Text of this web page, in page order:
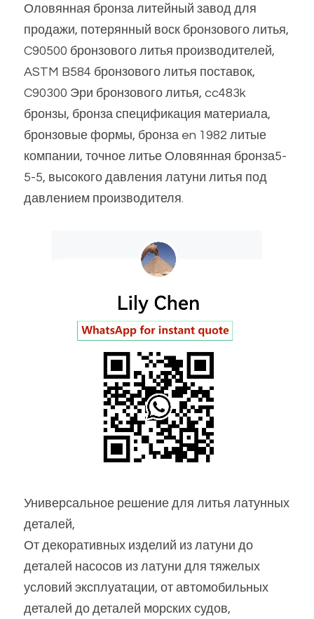
Оловянная бронза литейный завод для
продажи, потерянный воск бронзового литья,
C90500 бронзового литья производителей,
ASTM B584 бронзового литья поставок,
C90300 Эри бронзового литья, cc483k
бронзы, бронза спецификация материала,
бронзовые формы, бронза en 1982 литые
компании, точное литье Оловянная бронза5-
5-5, высокого давления латуни литья под
давлением производителя.
Универсальное решение для литья латунных
деталей,
От декоративных изделий из латуни до
деталей насосов из латуни для тяжелых
условий эксплуатации, от автомобильных
деталей до деталей морских судов,